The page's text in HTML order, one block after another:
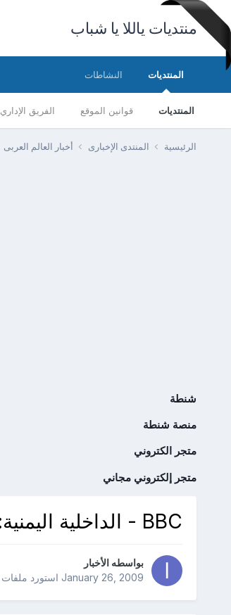
منتديات ياللا يا شباب
المنتديات
المنتديات قوانين الموقع الفريق الإداري
النشاطات
الرئيسية المنتدى الإخبارى أخبار العالم العربى
شنطة
منصة شنطة
متجر الكتروني
متجر إلكتروني مجاني
BBC - الداخلية اليمنية: اطلاق النار بالقرب من السفارة الأمريكية
بواسطه الأخبار
January 26, 2009استورد ملفات